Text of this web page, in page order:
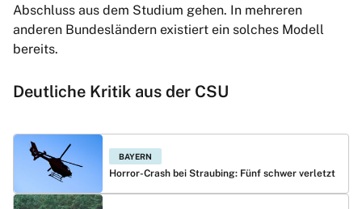
Abschluss aus dem Studium gehen. In mehreren
anderen Bundesländern existiert ein solches Modell
bereits.
Deutliche Kritik aus der CSU
BAYERN
Horror-Crash bei Straubing: Fünf schwer verletzt